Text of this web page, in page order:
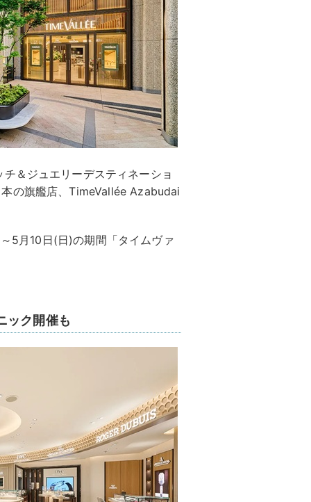
＆ジュエリーデスティネーショ
の旗艦店、TimeVallée Azabudai
5月10日(日)の期間「タイムヴァ
ック開催も